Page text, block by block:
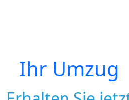
Ihr Umzug